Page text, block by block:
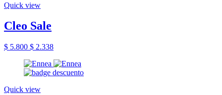
Quick view
Cleo Sale
$ 5.800 $ 2.338
Quick view